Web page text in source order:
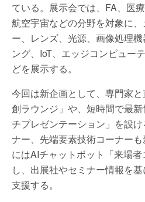
ている。展示会では、FA、医
航空宇宙などの分野を対象に
ー、レンズ、光源、画像処理
ング、IoT、エッジコンピュー
どを展示する。
今回は新企画として、専門家
創ラウンジ」や、短時間で最
チプレゼンテーション」を設
ナー、先端要素技術コーナー
にはAIチャットボット「来場
し、出展社やセミナー情報を
支援する。